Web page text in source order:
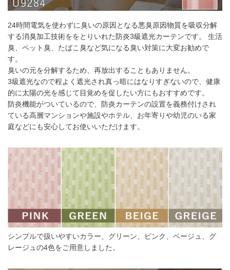
141～
200
11,550 円 46,200円
201～
260
13,750円 27,500 円 41,250円 55,000円
幅91cm以上のサイズをご注文の場合は生地に幅継ぎが入りま
す。
2倍ヒダ
フラット
24時間電気を使わずに臭いの原因となる悪臭原因物質を吸収分解
する消臭加工技術ををとりいれた防炎3級遮光カーテンです。 生活
臭、ペット臭、たばこ臭など気になる臭い対策に大変お勧めで
す。
臭いの元を分解するため、再放出することもありません。
3級遮光なので程よく遮光され真っ暗にはなりすぎないので、健康
的に太陽の光を感じて目覚めを促したい方にもおすすめです。
防炎機能がついているので、防炎カーテンの設置を義務付けされ
ている高層マンションや施設やホテル、お年寄りや幼児のいる家
庭などにも安心してお使いいただけます。
シンプルで扱いやすいカラー、グリーン、ピンク、ベージュ、グ
レージュの4色をご用意しました。